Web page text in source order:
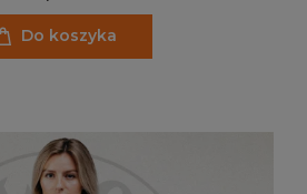
Do koszyka